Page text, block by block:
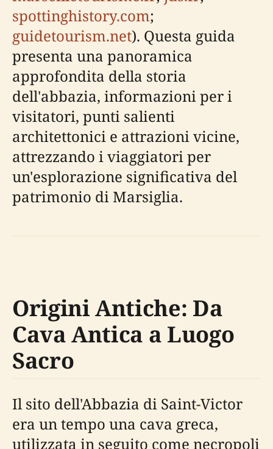
spottinghistory.com;
guidetourism.net). Questa guida
presenta una panoramica
approfondita della storia
dell'abbazia, informazioni per i
visitatori, punti salienti
architettonici e attrazioni vicine,
attrezzando i viaggiatori per
un'esplorazione significativa del
patrimonio di Marsiglia.
Origini Antiche: Da
Cava Antica a Luogo
Sacro
Il sito dell'Abbazia di Saint-Victor
era un tempo una cava greca,
utilizzata in seguito come necropoli